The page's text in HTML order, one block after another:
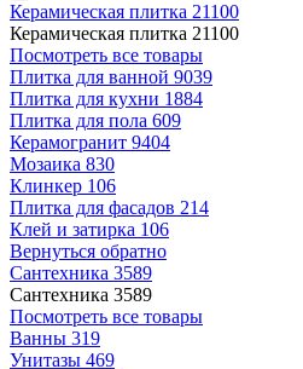
Керамическая плитка 21100
Керамическая плитка 21100
Посмотреть все товары
Плитка для ванной 9039
Плитка для кухни 1884
Плитка для пола 609
Керамогранит 9404
Мозаика 830
Клинкер 106
Плитка для фасадов 214
Клей и затирка 106
Вернуться обратно
Сантехника 3589
Сантехника 3589
Посмотреть все товары
Ванны 319
Унитазы 469